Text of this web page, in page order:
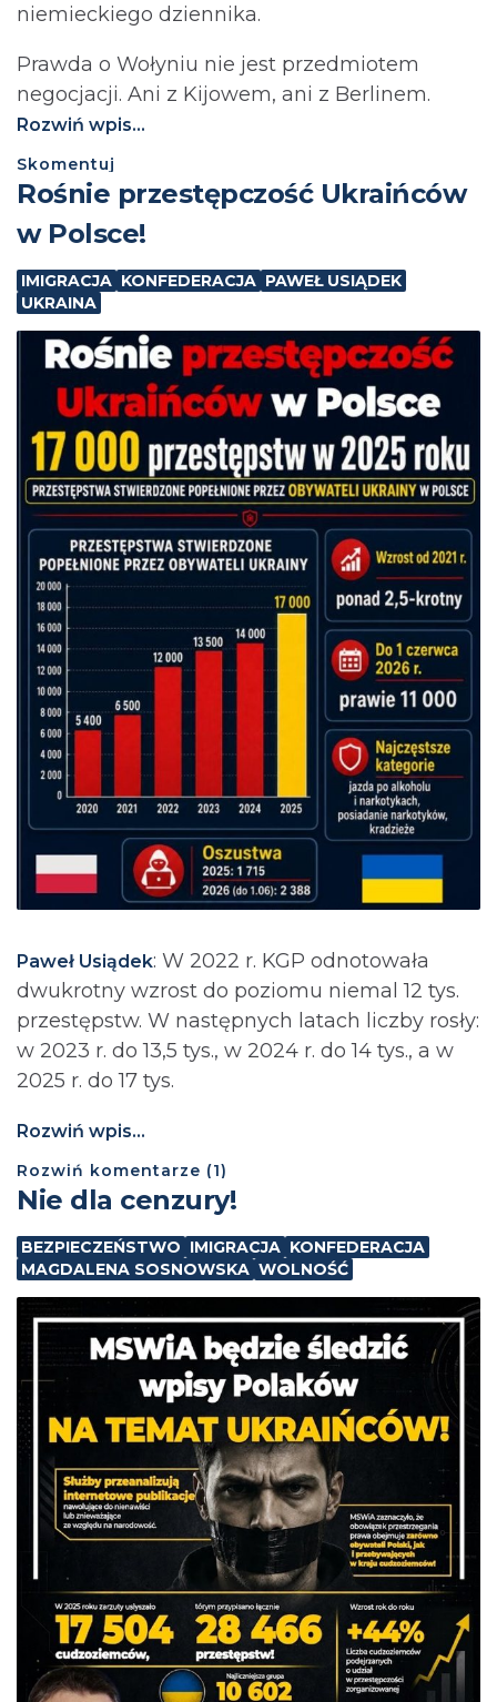
niemieckiego dziennika.
Prawda o Wołyniu nie jest przedmiotem
negocjacji. Ani z Kijowem, ani z Berlinem.⁩
Rozwiń wpis...
Skomentuj
Rośnie przestępczość Ukraińców
w Polsce!
IMIGRACJA KONFEDERACJA PAWEŁ USIĄDEK
UKRAINA
Paweł Usiądek: ⁨W 2022 r. KGP odnotowała
dwukrotny wzrost do poziomu niemal 12 tys.
przestępstw. W następnych latach liczby rosły:
w 2023 r. do 13,5 tys., w 2024 r. do 14 tys., a w
2025 r. do 17 tys.
Rozwiń wpis...
Rozwiń komentarze (1)
Nie dla cenzury!
BEZPIECZEŃSTWO IMIGRACJA KONFEDERACJA
MAGDALENA SOSNOWSKA WOLNOŚĆ